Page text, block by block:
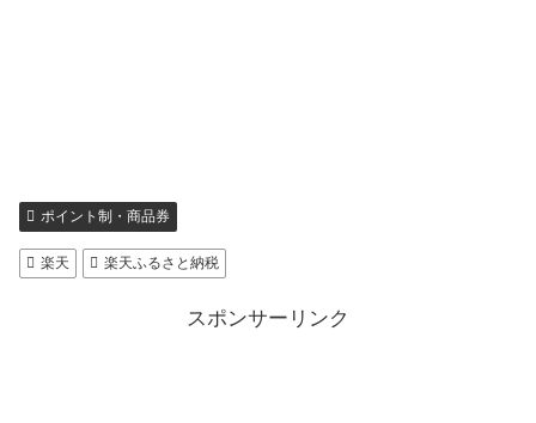
ポイント制・商品券
楽天 楽天ふるさと納税
スポンサーリンク